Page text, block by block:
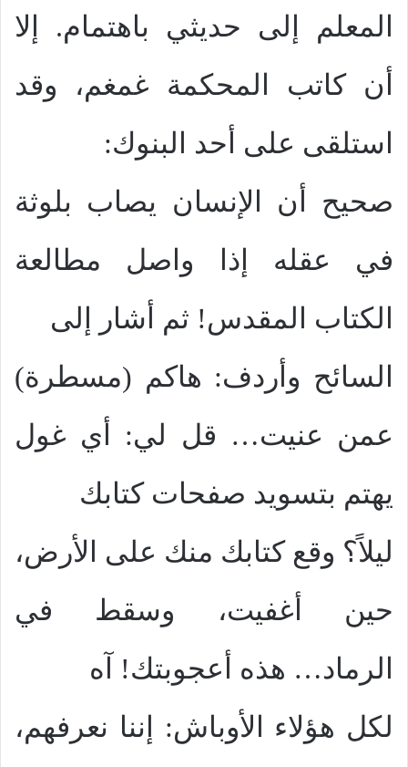
المعلم إلى حديثي باهتمام. إلا
أن كاتب المحكمة غمغم، وقد
استلقى على أحد البنوك:
صحيح أن الإنسان يصاب بلوثة
في عقله إذا واصل مطالعة
الكتاب المقدس! ثم أشار إلى
السائح وأردف: هاكم (مسطرة)
عمن عنيت… قل لي: أي غول
يهتم بتسويد صفحات كتابك
ليلاً؟ وقع كتابك منك على الأرض،
حين أغفيت، وسقط في
الرماد… هذه أعجوبتك! آه
لكل هؤلاء الأوباش: إننا نعرفهم،